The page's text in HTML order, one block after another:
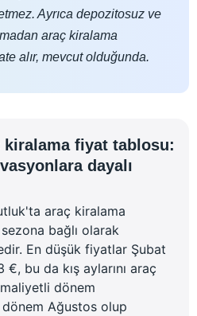
Ayrıca depozitosuz ve
araç kiralama
alır, mevcut olduğunda.
fiyat tablosu:
dayalı
araç kiralama
bağlı olarak
En düşük fiyatlar Şubat
bu da kış aylarını araç
dönem
dönem Ağustos olup